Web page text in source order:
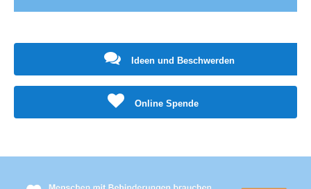
Ideen und Beschwerden
Online Spende